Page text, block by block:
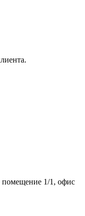
помещение 1/1, офис